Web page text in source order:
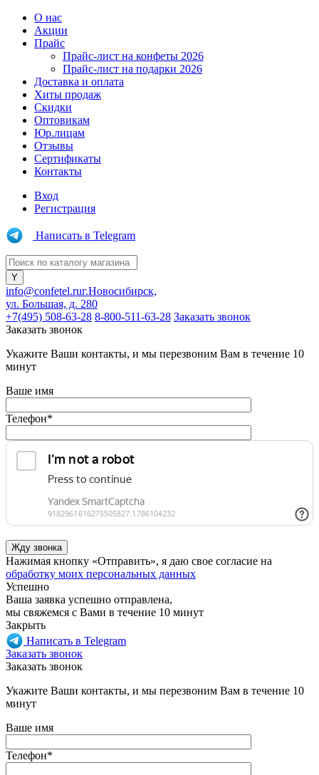
О нас
Акции
Прайс
Прайс-лист на конфеты 2026
Прайс-лист на подарки 2026
Доставка и оплата
Хиты продаж
Скидки
Оптовикам
Юр.лицам
Отзывы
Сертификаты
Контакты
Вход
Регистрация
Написать в Telegram
info@confetel.ruг.Новосибирск,
ул. Большая, д. 280
+7(495) 508-63-28 8-800-511-63-28 Заказать звонок
Заказать звонок
Укажите Ваши контакты, и мы перезвоним Вам в течение 10
минут
Ваше имя
Телефон*
Нажимая кнопку «Отправить», я даю свое согласие на
обработку моих персональных данных
Успешно
Ваша заявка успешно отправлена,
мы свяжемся с Вами в течение 10 минут
Закрыть
Написать в Telegram
Заказать звонок
Заказать звонок
Укажите Ваши контакты, и мы перезвоним Вам в течение 10
минут
Ваше имя
Телефон*